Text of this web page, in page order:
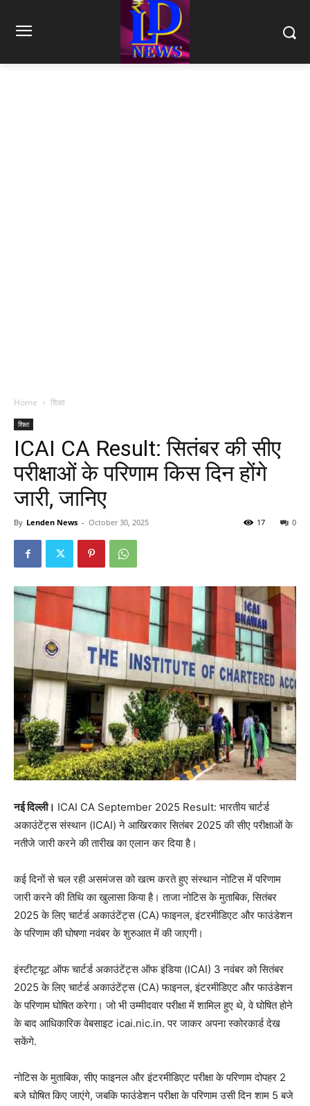
Home शिक्षा
शिक्षा
ICAI CA Result: सितंबर की सीए
परीक्षाओं के परिणाम किस दिन होंगे
जारी, जानिए
By Lenden News - October 30, 2025 0
17
नई दिल्ली। ICAI CA September 2025 Result: भारतीय चार्टर्ड
अकाउंटेंट्स संस्थान (ICAI) ने आखिरकार सितंबर 2025 की सीए परीक्षाओं के
नतीजे जारी करने की तारीख का एलान कर दिया है।
कई दिनों से चल रही असमंजस को खत्म करते हुए संस्थान नोटिस में परिणाम
जारी करने की तिथि का खुलासा किया है। ताजा नोटिस के मुताबिक, सितंबर
2025 के लिए चार्टर्ड अकाउंटेंट्स (CA) फाइनल, इंटरमीडिएट और फाउंडेशन
के परिणाम की घोषणा नवंबर के शुरुआत में की जाएगी।
इंस्टीट्यूट ऑफ चार्टर्ड अकाउंटेंट्स ऑफ इंडिया (ICAI) 3 नवंबर को सितंबर
2025 के लिए चार्टर्ड अकाउंटेंट्स (CA) फाइनल, इंटरमीडिएट और फाउंडेशन
के परिणाम घोषित करेगा। जो भी उम्मीदवार परीक्षा में शामिल हुए थे, वे घोषित होने
के बाद आधिकारिक वेबसाइट icai.nic.in. पर जाकर अपना स्कोरकार्ड देख
सकेंगे.
नोटिस के मुताबिक, सीए फाइनल और इंटरमीडिएट परीक्षा के परिणाम दोपहर 2
बजे घोषित किए जाएंगे, जबकि फाउंडेशन परीक्षा के परिणाम उसी दिन शाम 5 बजे